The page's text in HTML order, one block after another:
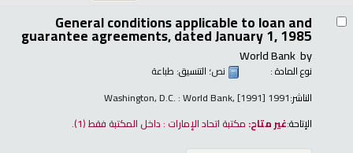
General conditions applicable to loan and
guarantee agreements, dated January 1, 1985
by
World Bank
نوع المادة : نص؛ التنسيق: طباعة
الناشر:Washington, D.C. : World Bank, [1991] 1991
الإتاحة:غير متاح: مكتبة اتحاد الإمارات : داخل المكتبة فقط(1).